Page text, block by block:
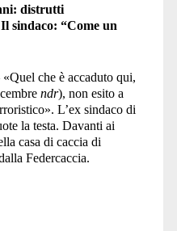
distrutti
sindaco: “Come un
che è accaduto qui,
ndr), non esito a
L’ex sindaco di
la testa. Davanti ai
casa di caccia di
Federcaccia.